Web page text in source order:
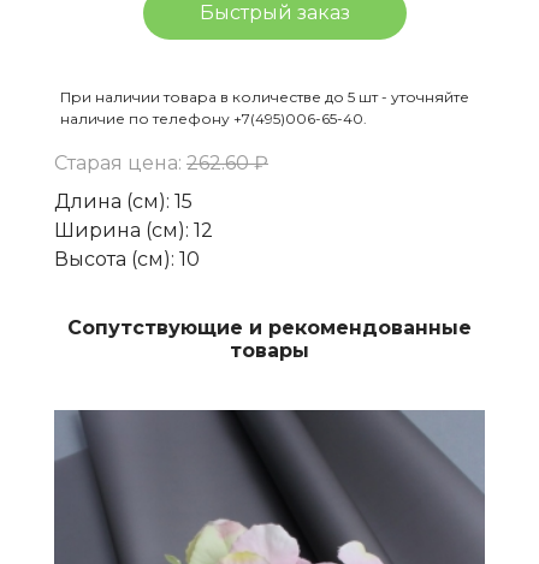
Быстрый заказ
При наличии товара в количестве до 5 шт - уточняйте
наличие по телефону +7(495)006-65-40.
Старая цена: 262.60 ₽
Длина (см): 15
Ширина (см): 12
Высота (см): 10
Сопутствующие и рекомендованные
товары